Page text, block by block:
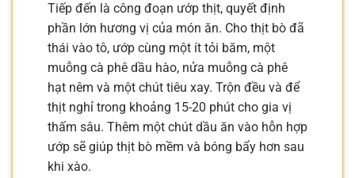
Tiếp đến là công đoạn ướp thịt, quyết định
phần lớn hương vị của món ăn. Cho thịt bò đã
thái vào tô, ướp cùng một ít tỏi băm, một
muỗng cà phê dầu hào, nửa muỗng cà phê
hạt nêm và một chút tiêu xay. Trộn đều và để
thịt nghỉ trong khoảng 15-20 phút cho gia vị
thấm sâu. Thêm một chút dầu ăn vào hỗn hợp
ướp sẽ giúp thịt bò mềm và bóng bẩy hơn sau
khi xào.